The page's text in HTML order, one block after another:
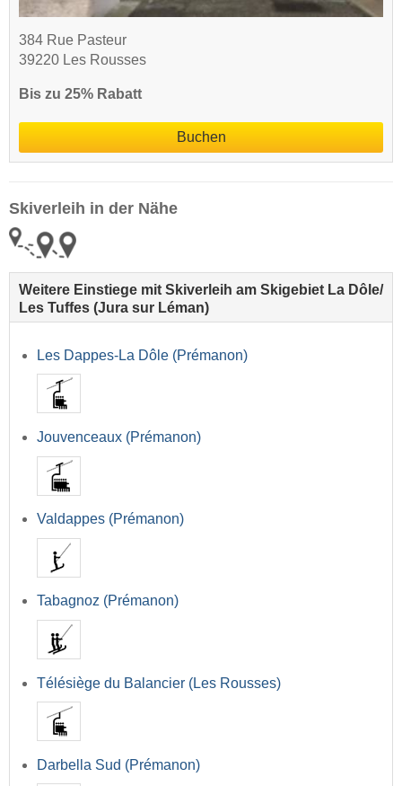
384 Rue Pasteur
39220 Les Rousses
Bis zu 25% Rabatt
Buchen
Skiverleih in der Nähe
Weitere Einstiege mit Skiverleih am Skigebiet La Dôle/​
Les Tuffes (Jura sur Léman)
Les Dappes-La Dôle (Prémanon)
Jouvenceaux (Prémanon)
Valdappes (Prémanon)
Tabagnoz (Prémanon)
Télésiège du Balancier (Les Rousses)
Darbella Sud (Prémanon)